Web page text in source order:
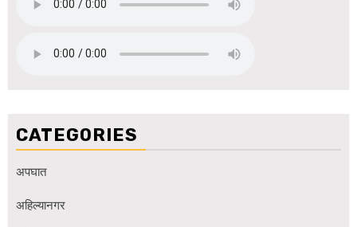
CATEGORIES
अपघात
अहिल्यानगर